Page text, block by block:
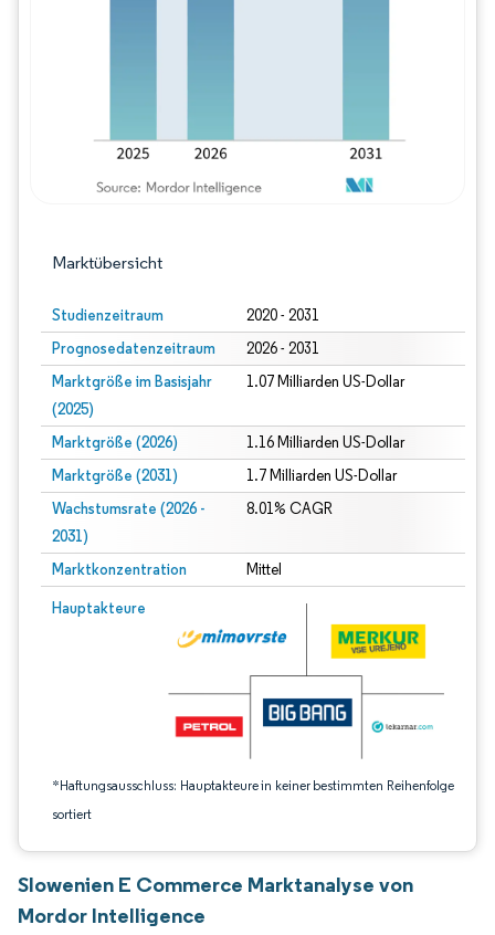
Marktübersicht
Studienzeitraum 2020 - 2031
Prognosedatenzeitraum 2026 - 2031
Marktgröße im Basisjahr
(2025)
1.07 Milliarden US-Dollar
Marktgröße (2026) 1.16 Milliarden US-Dollar
Marktgröße (2031) 1.7 Milliarden US-Dollar
Wachstumsrate (2026 -
2031)
8.01% CAGR
Marktkonzentration Mittel
Hauptakteure
*Haftungsausschluss: Hauptakteure in keiner bestimmten Reihenfolge
sortiert
Bild © Mordor Intelligence. Wiederverwendung erfordert Namensnennung
Slowenien E Commerce Marktanalyse von
Mordor Intelligence